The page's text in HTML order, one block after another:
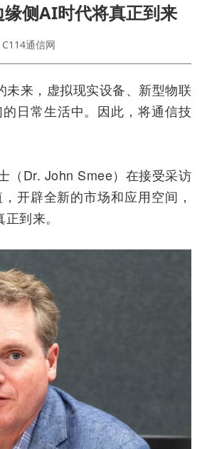
侧AI时代将真正到来
通信网
未来，虚拟现实设备、新型物联
日常生活中。因此，将通信技
（Dr. John Smee）在接受采访
开辟全新的市场和应用空间，
到来。